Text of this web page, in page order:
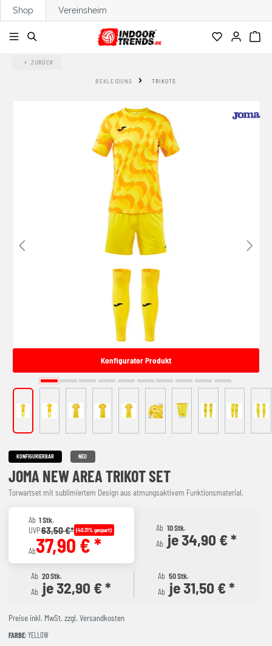
springen
Shop Vereinsheim
ZURÜCK
BEKLEIDUNG TRIKOTS
Konfigurator Produkt
KONFIGURIERBAR NEU
JOMA NEW AREA TRIKOT SET
Torwartset mit sublimiertem Design aus atmungsaktivem Funktionsmaterial.
Ab 1 Stk.
UVP63,50 €* (40.31% gespart)
Ab37,90 € *
Ab 10 Stk.
Ab je 34,90 € *
Ab 20 Stk.
Ab je 32,90 € *
Ab 50 Stk.
Ab je 31,50 € *
Preise inkl. MwSt. zzgl. Versandkosten
FARBE: YELLOW